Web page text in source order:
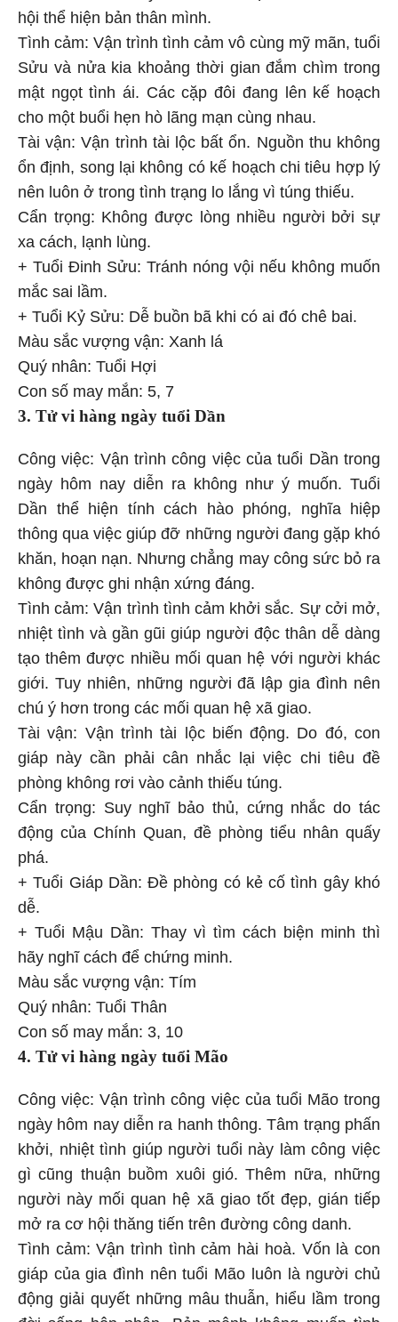
hội thể hiện bản thân mình.
Tình cảm: Vận trình tình cảm vô cùng mỹ mãn, tuổi
Sửu và nửa kia khoảng thời gian đắm chìm trong
mật ngọt tình ái. Các cặp đôi đang lên kế hoạch
cho một buổi hẹn hò lãng mạn cùng nhau.
Tài vận: Vận trình tài lộc bất ổn. Nguồn thu không
ổn định, song lại không có kế hoạch chi tiêu hợp lý
nên luôn ở trong tình trạng lo lắng vì túng thiếu.
Cẩn trọng: Không được lòng nhiều người bởi sự
xa cách, lạnh lùng.
+ Tuổi Đinh Sửu: Tránh nóng vội nếu không muốn
mắc sai lầm.
+ Tuổi Kỷ Sửu: Dễ buồn bã khi có ai đó chê bai.
Màu sắc vượng vận: Xanh lá
Quý nhân: Tuổi Hợi
Con số may mắn: 5, 7
3. Tử vi hàng ngày tuổi Dần
Công việc: Vận trình công việc của tuổi Dần trong
ngày hôm nay diễn ra không như ý muốn. Tuổi
Dần thể hiện tính cách hào phóng, nghĩa hiệp
thông qua việc giúp đỡ những người đang gặp khó
khăn, hoạn nạn. Nhưng chẳng may công sức bỏ ra
không được ghi nhận xứng đáng.
Tình cảm: Vận trình tình cảm khởi sắc. Sự cởi mở,
nhiệt tình và gần gũi giúp người độc thân dễ dàng
tạo thêm được nhiều mối quan hệ với người khác
giới. Tuy nhiên, những người đã lập gia đình nên
chú ý hơn trong các mối quan hệ xã giao.
Tài vận: Vận trình tài lộc biến động. Do đó, con
giáp này cần phải cân nhắc lại việc chi tiêu đề
phòng không rơi vào cảnh thiếu túng.
Cẩn trọng: Suy nghĩ bảo thủ, cứng nhắc do tác
động của Chính Quan, đề phòng tiểu nhân quấy
phá.
+ Tuổi Giáp Dần: Đề phòng có kẻ cố tình gây khó
dễ.
+ Tuổi Mậu Dần: Thay vì tìm cách biện minh thì
hãy nghĩ cách để chứng minh.
Màu sắc vượng vận: Tím
Quý nhân: Tuổi Thân
Con số may mắn: 3, 10
4. Tử vi hàng ngày tuổi Mão
Công việc: Vận trình công việc của tuổi Mão trong
ngày hôm nay diễn ra hanh thông. Tâm trạng phấn
khởi, nhiệt tình giúp người tuổi này làm công việc
gì cũng thuận buồm xuôi gió. Thêm nữa, những
người này mối quan hệ xã giao tốt đẹp, gián tiếp
mở ra cơ hội thăng tiến trên đường công danh.
Tình cảm: Vận trình tình cảm hài hoà. Vốn là con
giáp của gia đình nên tuổi Mão luôn là người chủ
động giải quyết những mâu thuẫn, hiểu lầm trong